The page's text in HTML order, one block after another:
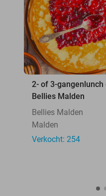
2- of 3-
Bellies Malden
Bellies Malden
Malden
Verkocht: 254